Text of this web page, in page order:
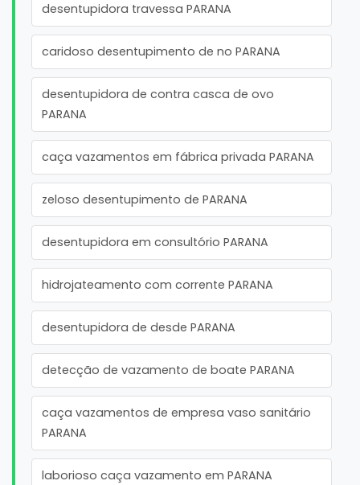
desentupidora travessa PARANA
caridoso desentupimento de no PARANA
desentupidora de contra casca de ovo
PARANA
caça vazamentos em fábrica privada PARANA
zeloso desentupimento de PARANA
desentupidora em consultório PARANA
hidrojateamento com corrente PARANA
desentupidora de desde PARANA
detecção de vazamento de boate PARANA
caça vazamentos de empresa vaso sanitário
PARANA
laborioso caça vazamento em PARANA